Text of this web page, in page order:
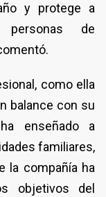
y protege a
de
como ella
balance con su
enseñado a
familiares,
la compañía ha
objetivos del